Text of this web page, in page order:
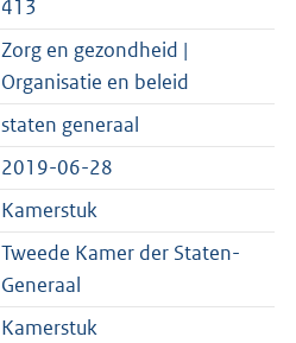
413
Zorg en gezondheid |
Organisatie en beleid
staten generaal
2019-06-28
Kamerstuk
Tweede Kamer der Staten-
Generaal
Kamerstuk